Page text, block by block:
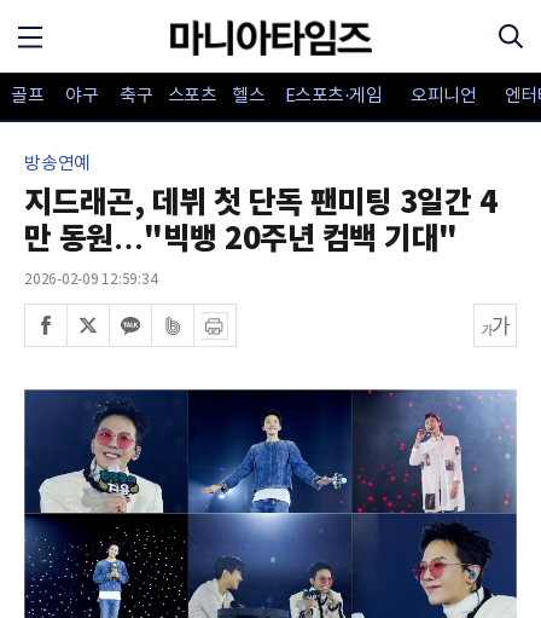
골프 야구 축구 스포츠 헬스 E스포츠·게임 오피니언 엔
방송연예
지드래곤, 데뷔 첫 단독 팬미팅 3일간 4
만 동원…"빅뱅 20주년 컴백 기대"
2026-02-09 12:59:34